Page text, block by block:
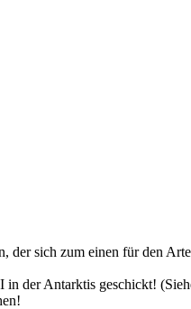
der sich zum einen für den
der Antarktis geschickt!